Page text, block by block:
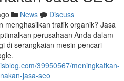
News
Discuss
menghasilkan trafik organik? Jasa
perusahaan Anda dalam
di serangkaian mesin pencari
39950567/meningkatkan-
jasa-seo